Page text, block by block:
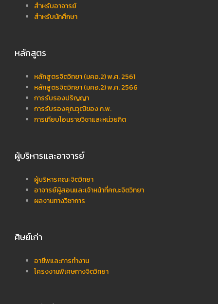
สำหรับอาจารย์
สำหรับนักศึกษา
หลักสูตร
หลักสูตรจิตวิทยา (มคอ.2) พ.ศ. 2561
หลักสูตรจิตวิทยา (มคอ.2) พ.ศ. 2566
การรับรองปริญญา
การรับรองคุณวุฒิของ ก.พ.
การเทียบโอนรายวิชาและหน่วยกิต
ผู้บริหารและอาจารย์
ผู้บริหารคณะจิตวิทยา
อาจารย์ผู้สอนและเจ้าหน้าที่คณะจิตวิทยา
ผลงานทางวิชาการ
ศิษย์เก่า
อาชีพและการทำงาน
โครงงานพิเศษทางจิตวิทยา